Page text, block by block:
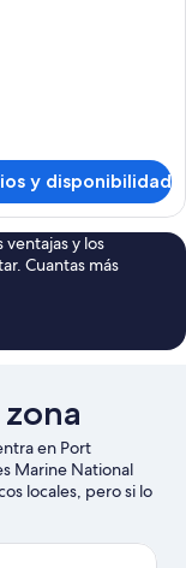
y disponibilidad
ventajas y los
Cuantas más
en Port
Marine National
locales, pero si lo
región, visita